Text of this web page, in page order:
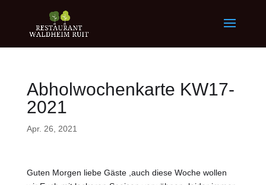
Abholwochenkarte KW17-
2021
Apr. 26, 2021
Guten Morgen liebe Gäste ,auch diese Woche wollen